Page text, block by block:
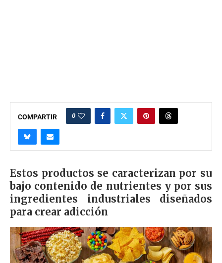
COMPARTIR 0
Estos productos se caracterizan por su
bajo contenido de nutrientes y por sus
ingredientes industriales diseñados
para crear adicción